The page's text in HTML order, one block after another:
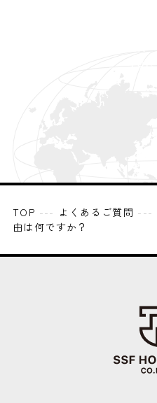
TOP --- よくあるご質問 ---
由は何ですか？